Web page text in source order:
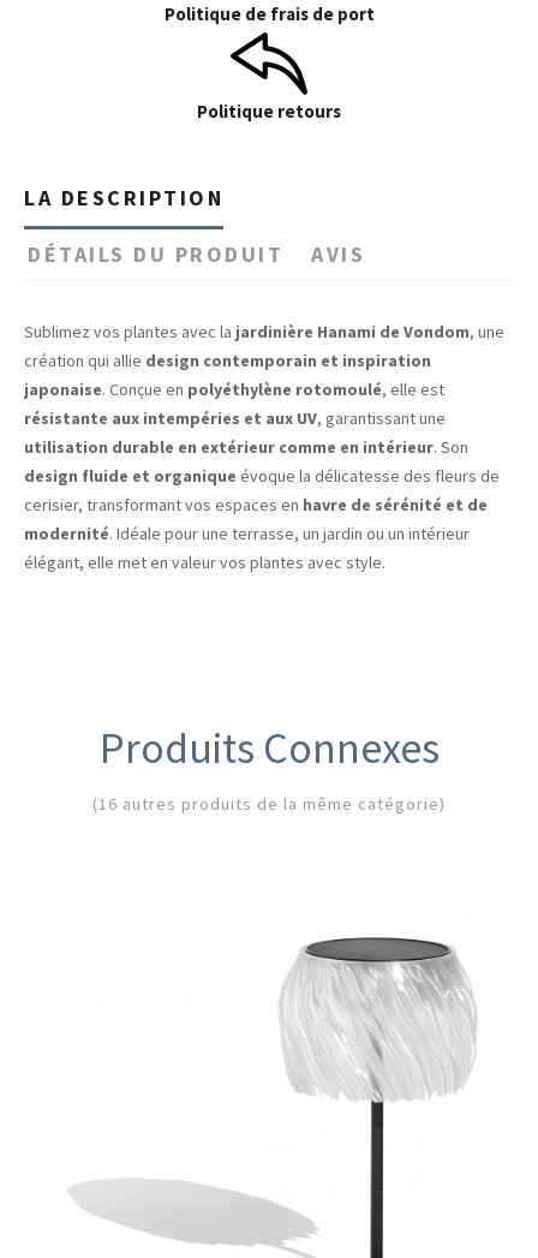
Politique de frais de port
Politique retours
LA DESCRIPTION
DÉTAILS DU PRODUIT AVIS
Sublimez vos plantes avec la jardinière Hanami de Vondom, une
création qui allie design contemporain et inspiration
japonaise. Conçue en polyéthylène rotomoulé, elle est
résistante aux intempéries et aux UV, garantissant une
utilisation durable en extérieur comme en intérieur. Son
design fluide et organique évoque la délicatesse des fleurs de
cerisier, transformant vos espaces en havre de sérénité et de
modernité. Idéale pour une terrasse, un jardin ou un intérieur
élégant, elle met en valeur vos plantes avec style.
Produits Connexes
(16 autres produits de la même catégorie)